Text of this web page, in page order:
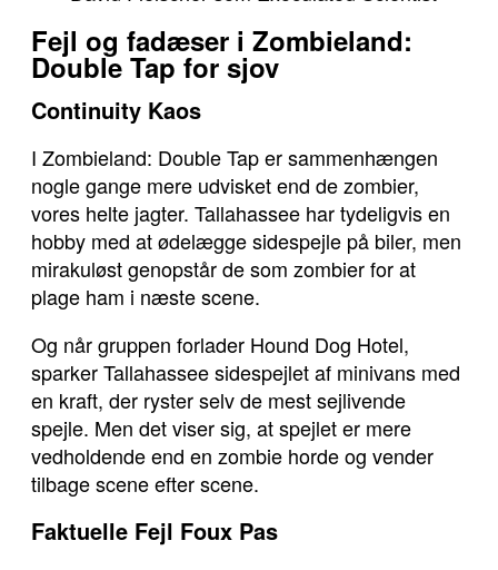
Fejl og fadæser i Zombieland:
Double Tap for sjov
Continuity Kaos
I Zombieland: Double Tap er sammenhængen
nogle gange mere udvisket end de zombier,
vores helte jagter. Tallahassee har tydeligvis en
hobby med at ødelægge sidespejle på biler, men
mirakuløst genopstår de som zombier for at
plage ham i næste scene.
Og når gruppen forlader Hound Dog Hotel,
sparker Tallahassee sidespejlet af minivans med
en kraft, der ryster selv de mest sejlivende
spejle. Men det viser sig, at spejlet er mere
vedholdende end en zombie horde og vender
tilbage scene efter scene.
Faktuelle Fejl Foux Pas